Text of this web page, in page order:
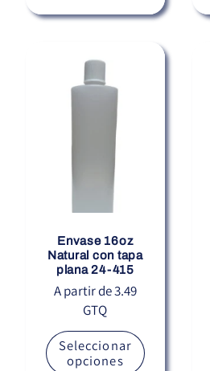
Envase 16oz
Natural con tapa
plana 24-415
Precio
habitual
A partir de 3.49
GTQ
Seleccionar
opciones